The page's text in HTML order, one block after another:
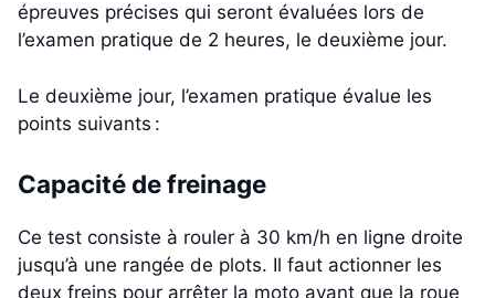
épreuves précises qui seront évaluées lors de
l’examen pratique de 2 heures, le deuxième jour.
Le deuxième jour, l’examen pratique évalue les
points suivants :
Capacité de freinage
Ce test consiste à rouler à 30 km/h en ligne droite
jusqu’à une rangée de plots. Il faut actionner les
deux freins pour arrêter la moto avant que la roue